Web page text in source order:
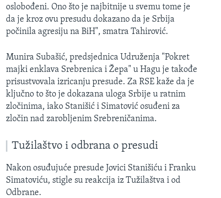
oslobođeni. Ono što je najbitnije u svemu tome je
da je kroz ovu presudu dokazano da je Srbija
počinila agresiju na BiH", smatra Tahirović.
Munira Subašić, predsjednica Udruženja "Pokret
majki enklava Srebrenica i Žepa" u Hagu je takođe
prisustvovala izricanju presude. Za RSE kaže da je
ključno to što je dokazana uloga Srbije u ratnim
zločinima, iako Stanišić i Simatović osuđeni za
zločin nad zarobljenim Srebreničanima.
Tužilaštvo i odbrana o presudi
Nakon osuđujuće presude Jovici Stanišiću i Franku
Simatoviću, stigle su reakcija iz Tužilaštva i od
Odbrane.